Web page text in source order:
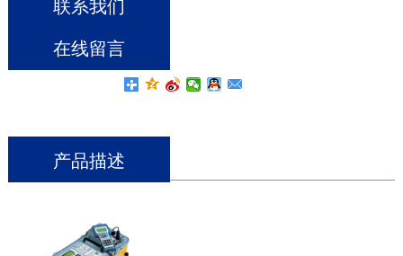
在线留言
产品描述